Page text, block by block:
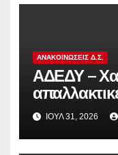
ΑΝΑΚΟΙΝΏΣΕΙΣ Δ.Σ.
ΑΔΕΔΥ –
στην
ΙΟΎΛ 31, 2026